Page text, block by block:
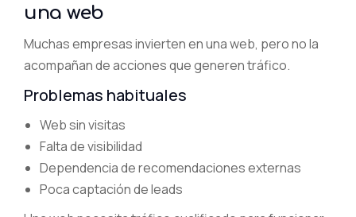
una web
Muchas empresas invierten en una web, pero no la
acompañan de acciones que generen tráfico.
Problemas habituales
Web sin visitas
Falta de visibilidad
Dependencia de recomendaciones externas
Poca captación de leads